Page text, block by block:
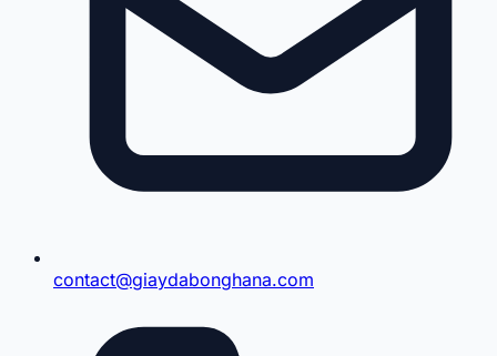
contact@giaydabonghana.com